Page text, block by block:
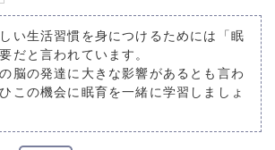
い生活習慣を身につけるためには「眠
だと言われています。
脳の発達に大きな影響があるとも言わ
この機会に眠育を一緒に学習しましょ